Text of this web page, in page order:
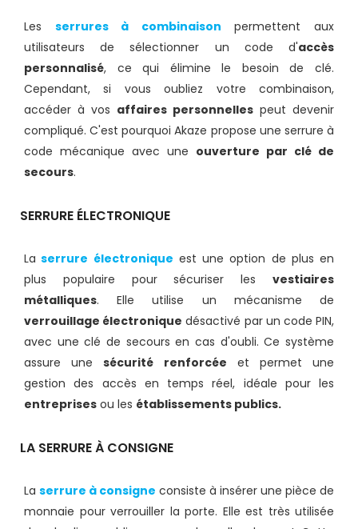
Les serrures à combinaison permettent aux
utilisateurs de sélectionner un code d'accès
personnalisé, ce qui élimine le besoin de clé.
Cependant, si vous oubliez votre combinaison,
accéder à vos affaires personnelles peut devenir
compliqué. C'est pourquoi Akaze propose une serrure à
code mécanique avec une ouverture par clé de
secours.
SERRURE ÉLECTRONIQUE
La serrure électronique est une option de plus en
plus populaire pour sécuriser les vestiaires
métalliques. Elle utilise un mécanisme de
verrouillage électronique désactivé par un code PIN,
avec une clé de secours en cas d'oubli. Ce système
assure unesécurité renforcée et permet une
gestion des accès en temps réel, idéale pour les
entreprises ou les établissements publics.
LA SERRURE À CONSIGNE
La serrure à consigne consiste à insérer une pièce de
monnaie pour verrouiller la porte. Elle est très utilisée